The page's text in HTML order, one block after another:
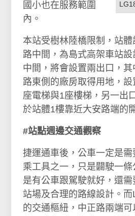
國小也在服務範圍
內。
本站受樹林陸橋限制，站
路中間，為島式高架車站
中間，將會設置兩出口，
路東側的廠房取得用地，
座電梯與1座樓梯，另一出
於站體1樓靠近大安路端的
#站點週邊交通觀察
捷運通車後，公車一定是
乘工具之一，只是闢駛一
是有公車跟駕駛就好，還
站場及合理的路線設計。
的交通樞紐，中正路兩端